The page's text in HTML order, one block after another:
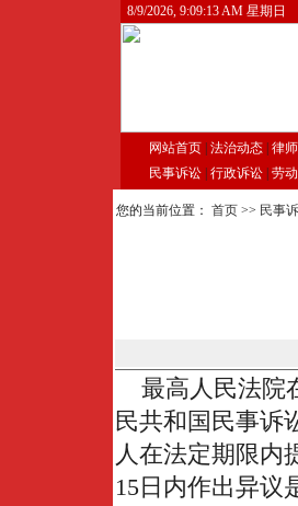
8/9/2026, 9:09:14 AM 星期日
网站首页 法治动态 律
民事诉讼 行政诉讼 劳
您的当前位置： 首页 >> 民事
最高人民法院
民共和国民事诉
人在法定期限内
15日内作出异议